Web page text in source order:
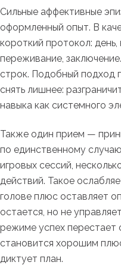
Сильные аффективные
оформленный опыт. В
короткий протокол:
переживание,
строк. Подобный подход
снять лишнее:
навыка как системного
Также один прием —
по единственному
игровых сессий,
действий. Такое
голове плюс оставляет
остается, но не
режиме успех перестает
становится хорошим
диктует план.